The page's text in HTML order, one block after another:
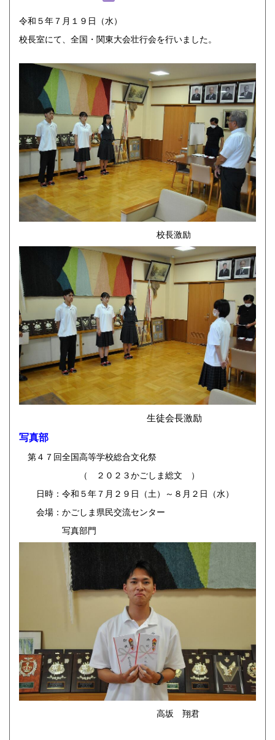
令和５年７月１９日（水）
校長室にて、全国・関東大会壮行会を行いました。
校長激励
生徒会長激励
写真部
第４７回全国高等学校総合文化祭
（ ２０２３かごしま総文 ）
日時：令和５年７月２９日（土）～８月２日（水）
会場：かごしま県民交流センター
写真部門
高坂 翔君